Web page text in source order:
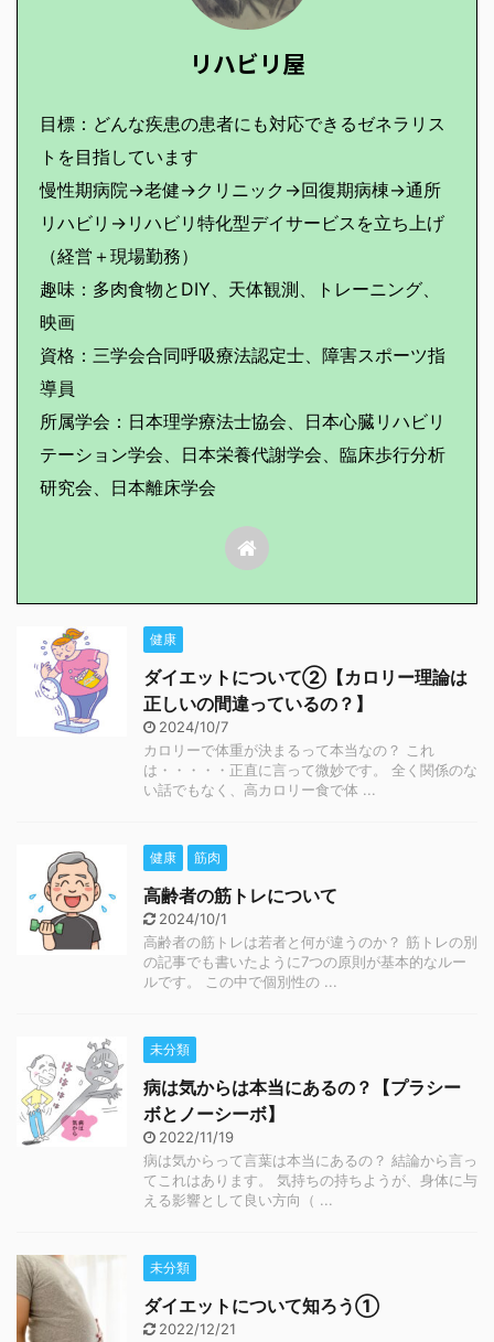
リハビリ屋
目標：どんな疾患の患者にも対応できるゼネラリス
トを目指しています
慢性期病院→老健→クリニック→回復期病棟→通所
リハビリ→リハビリ特化型デイサービスを立ち上げ
（経営＋現場勤務）
趣味：多肉食物とDIY、天体観測、トレーニング、
映画
資格：三学会合同呼吸療法認定士、障害スポーツ指
導員
所属学会：日本理学療法士協会、日本心臓リハビリ
テーション学会、日本栄養代謝学会、臨床歩行分析
研究会、日本離床学会
健康
ダイエットについて②【カロリー理論は
正しいの間違っているの？】
2024/10/7
カロリーで体重が決まるって本当なの？ これ
は・・・・・正直に言って微妙です。 全く関係のな
い話でもなく、高カロリー食で体 ...
健康 筋肉
高齢者の筋トレについて
2024/10/1
高齢者の筋トレは若者と何が違うのか？ 筋トレの別
の記事でも書いたように7つの原則が基本的なルー
ルです。 この中で個別性の ...
未分類
病は気からは本当にあるの？【プラシー
ボとノーシーボ】
2022/11/19
病は気からって言葉は本当にあるの？ 結論から言っ
てこれはあります。 気持ちの持ちようが、身体に与
える影響として良い方向（ ...
未分類
ダイエットについて知ろう①
2022/12/21